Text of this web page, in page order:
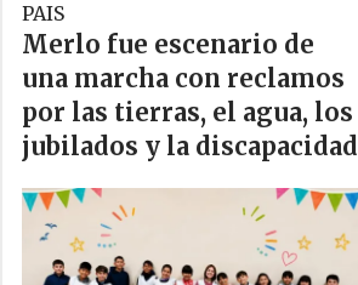
PAIS
Merlo fue escenario de
una marcha con reclamos
por las tierras, el agua, los
jubilados y la discapacidad